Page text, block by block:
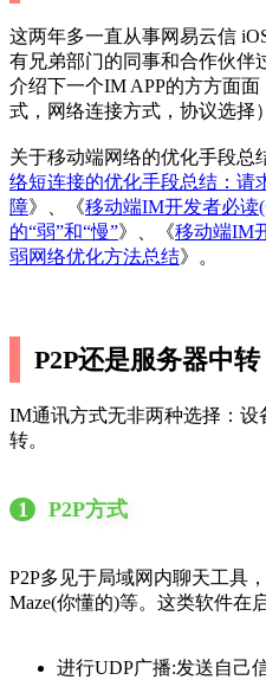
这两年多一直从事网易云信
有兄弟部门的同事和合作伙伴
介绍下一个IM APP的方方面
式，网络连接方式，协议选择
关于移动端网络的优化手段总
络短连接的优化手段总结：请
障》、《移动端IM开发者必读
的“弱”和“慢”》、《移动端IM
弱网络优化方法总结》。
P2P还是服务器中转
IM通讯方式无非两种选择：设
转。
1 P2P方式
P2P多见于局域网内聊天工具
Maze(你懂的)等。这类软件在
进行UDP广播:发送自己